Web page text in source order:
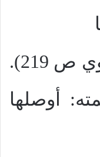
وحصلها فيها (البيضاوي ص 219).
أوصلها